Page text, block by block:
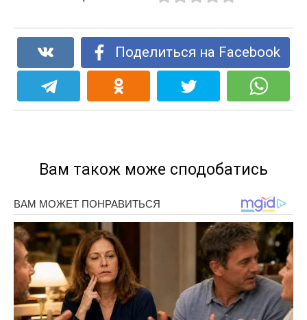
Поделиться на Facebook
Вам також може сподобатись